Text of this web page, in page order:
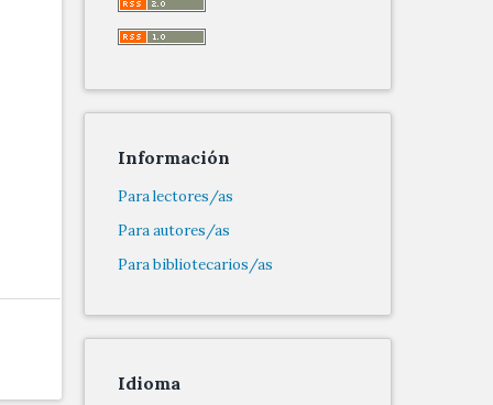
Información
Para lectores/as
Para autores/as
Para bibliotecarios/as
Idioma